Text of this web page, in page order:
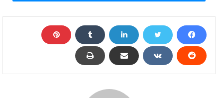
الشمس فى معظم العواصم والمدن العربية والإسلامية، وهذه من
الحالات الشاذة التى نستمر فى دراستها لتفسيرها.
وبذلك يكون يوم الثلاثاء 21/7/2020م فلكياً هو المتمم لشهـر ذى
القعدة 1441هـ، وتكون غرة شهر ذو الحجة 1441هـ يوم الأربعاء